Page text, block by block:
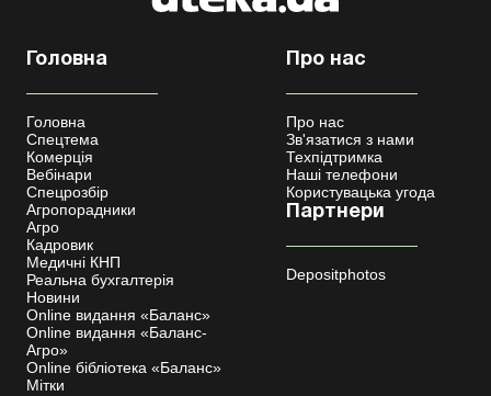
Головна
Головна
Спецтема
Комерція
Вебінари
Спецрозбір
Агропорадники
Агро
Кадровик
Медичні КНП
Реальна бухгалтерія
Новини
Online видання «Баланс»
Online видання «Баланс-
Агро»
Online бібліотека «Баланс»
Мітки
Про нас
Про нас
Зв'язатися з нами
Техпідтримка
Наші телефони
Користувацька угода
Партнери
Depositphotos